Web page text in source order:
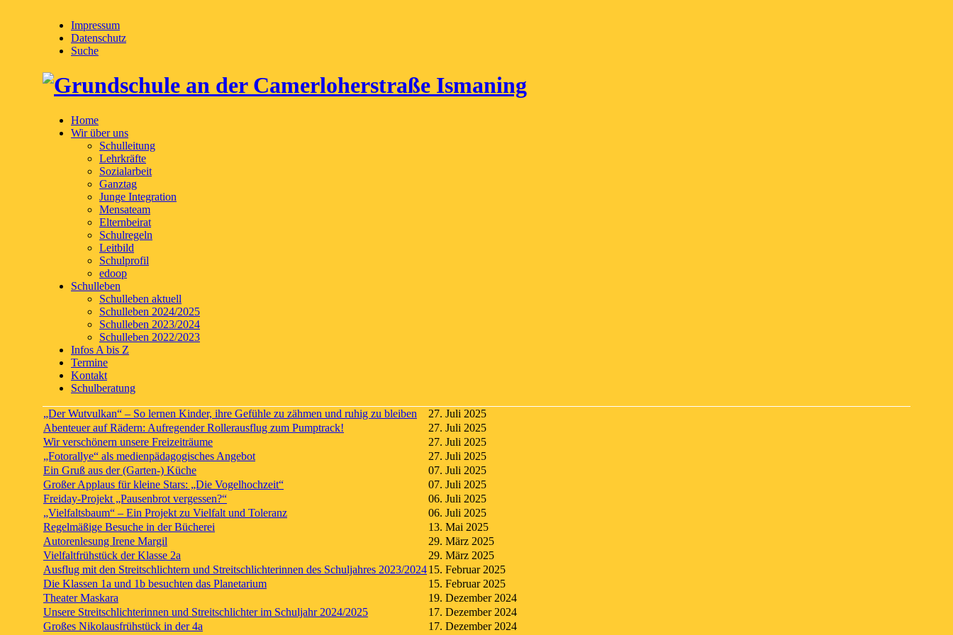
Impressum
Datenschutz
Suche
Home
Wir über uns
Schulleitung
Lehrkräfte
Sozialarbeit
Ganztag
Junge Integration
Mensateam
Elternbeirat
Schulregeln
Leitbild
Schulprofil
edoop
Schulleben
Schulleben aktuell
Schulleben 2024/2025
Schulleben 2023/2024
Schulleben 2022/2023
Infos A bis Z
Termine
Kontakt
Schulberatung
„Der Wutvulkan“ – So lernen Kinder, ihre Gefühle zu zähmen und ruhig zu bleiben
27. Juli 2025
Abenteuer auf Rädern: Aufregender Rollerausflug zum Pumptrack!
27. Juli 2025
Wir verschönern unsere Freizeiträume
27. Juli 2025
„Fotorallye“ als medienpädagogisches Angebot
27. Juli 2025
Ein Gruß aus der (Garten-) Küche
07. Juli 2025
Großer Applaus für kleine Stars: „Die Vogelhochzeit“
07. Juli 2025
Freiday-Projekt „Pausenbrot vergessen?“
06. Juli 2025
„Vielfaltsbaum“ – Ein Projekt zu Vielfalt und Toleranz
06. Juli 2025
Regelmäßige Besuche in der Bücherei
13. Mai 2025
Autorenlesung Irene Margil
29. März 2025
Vielfaltfrühstück der Klasse 2a
29. März 2025
Ausflug mit den Streitschlichtern und Streitschlichterinnen des Schuljahres 2023/202415. Februar 2025
Die Klassen 1a und 1b besuchten das Planetarium
15. Februar 2025
Theater Maskara
19. Dezember 2024
Unsere Streitschlichterinnen und Streitschlichter im Schuljahr 2024/2025
17. Dezember 2024
Großes Nikolausfrühstück in der 4a
17. Dezember 2024